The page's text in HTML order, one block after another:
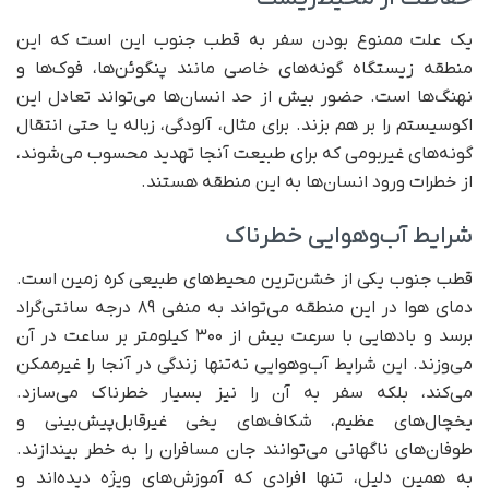
یک علت ممنوع بودن سفر به قطب جنوب این است که این
منطقه زیستگاه گونه‌های خاصی مانند پنگوئن‌ها، فوک‌ها و
نهنگ‌ها است. حضور بیش از حد انسان‌ها می‌تواند تعادل این
اکوسیستم را بر هم بزند. برای مثال، آلودگی، زباله یا حتی انتقال
گونه‌های غیربومی که برای طبیعت آنجا تهدید محسوب می‌شوند،
از خطرات ورود انسان‌ها به این منطقه هستند.
شرایط آب‌وهوایی خطرناک
قطب جنوب یکی از خشن‌ترین محیط‌های طبیعی کره زمین است.
دمای هوا در این منطقه می‌تواند به منفی ۸۹ درجه سانتی‌گراد
برسد و بادهایی با سرعت بیش از ۳۰۰ کیلومتر بر ساعت در آن
می‌وزند. این شرایط آب‌وهوایی نه‌تنها زندگی در آنجا را غیرممکن
می‌کند، بلکه سفر به آن را نیز بسیار خطرناک می‌سازد.
یخچال‌های عظیم، شکاف‌های یخی غیرقابل‌پیش‌بینی و
طوفان‌های ناگهانی می‌توانند جان مسافران را به خطر بیندازند.
به همین دلیل، تنها افرادی که آموزش‌های ویژه دیده‌اند و